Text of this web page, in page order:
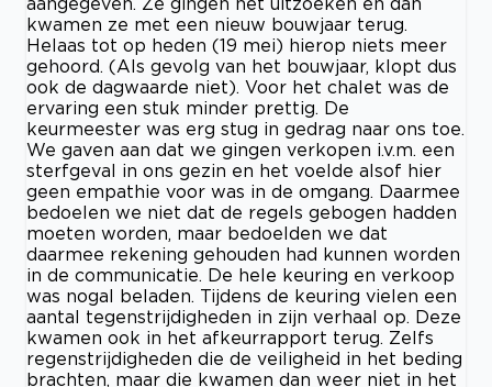
kwamen ze met een nieuw bouwjaar terug.
Helaas tot op heden (19 mei) hierop niets meer
gehoord. (Als gevolg van het bouwjaar, klopt dus
ook de dagwaarde niet). Voor het chalet was de
ervaring een stuk minder prettig. De
keurmeester was erg stug in gedrag naar ons toe.
We gaven aan dat we gingen verkopen i.v.m. een
sterfgeval in ons gezin en het voelde alsof hier
geen empathie voor was in de omgang. Daarmee
bedoelen we niet dat de regels gebogen hadden
moeten worden, maar bedoelden we dat
daarmee rekening gehouden had kunnen worden
in de communicatie. De hele keuring en verkoop
was nogal beladen. Tijdens de keuring vielen een
aantal tegenstrijdigheden in zijn verhaal op. Deze
kwamen ook in het afkeurrapport terug. Zelfs
regenstrijdigheden die de veiligheid in het beding
brachten, maar die kwamen dan weer niet in het